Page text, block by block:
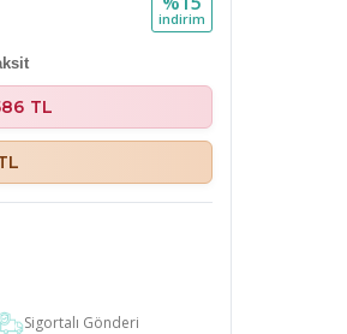
i̇ndi̇ri̇m
TL
Sigortalı Gönderi